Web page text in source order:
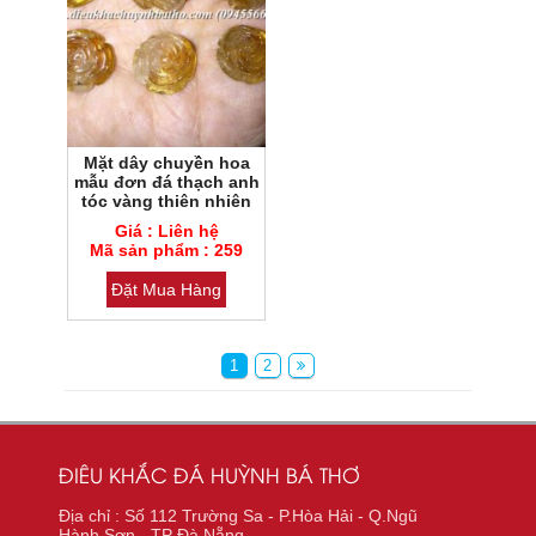
Mã sản phẩm : 259
Loại đá : Thạch anh
Mặt dây chuyền hoa
mẫu đơn đá thạch anh
tóc vàng thiên nhiên
Giá : Liên hệ
Mã sản phẩm : 259
Đặt Mua Hàng
1 2
ĐIÊU KHẮC ĐÁ HUỲNH BÁ THƠ
Địa chỉ : Số 112 Trường Sa - P.Hòa Hải - Q.Ngũ